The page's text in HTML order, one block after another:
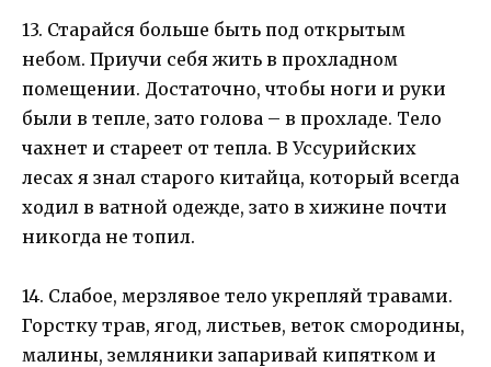
13. Старайся больше быть под открытым
небом. Приучи себя жить в прохладном
помещении. Достаточно, чтобы ноги и руки
были в тепле, зато голова – в прохладе. Тело
чахнет и стареет от тепла. В Уссурийских
лесах я знал старого китайца, который всегда
ходил в ватной одежде, зато в хижине почти
никогда не топил.
14. Слабое, мерзлявое тело укрепляй травами.
Горстку трав, ягод, листьев, веток смородины,
малины, земляники запаривай кипятком и